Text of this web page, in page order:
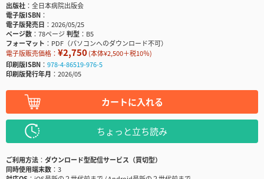
出版社
全日本病院出版会
電子版ISBN
電子版発売日
2026/05/25
ページ数
78ページ判型
B5
フォーマット
PDF（パソコンへのダウンロード不可）
電子版販売価格： ¥2,750(本体¥2,500＋税10％)
印刷版ISBN
978-4-86519-976-5
印刷版発行年月
2026/05
カートに入れる
ちょっと立ち読み
ご利用方法
ダウンロード型配信サービス（買切型）
同時使用端末数
3